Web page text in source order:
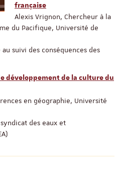
française
Alexis Vrignon, Chercheur à la
du Pacifique, Université de
suivi des conséquences des
développement de la culture du
en géographie, Université
des eaux et